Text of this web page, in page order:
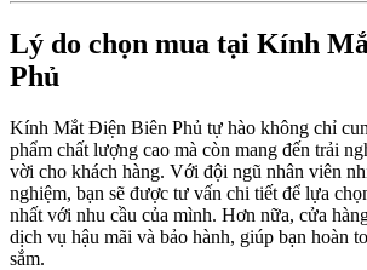
Lý do chọn mua tại Kính
Phủ
Kính Mắt Điện Biên Phủ tự hào không chỉ
phẩm chất lượng cao mà còn mang đến trải
vời cho khách hàng. Với đội ngũ nhân viên
nghiệm, bạn sẽ được tư vấn chi tiết để lựa
nhất với nhu cầu của mình. Hơn nữa, cửa
dịch vụ hậu mãi và bảo hành, giúp bạn hoàn
sắm.